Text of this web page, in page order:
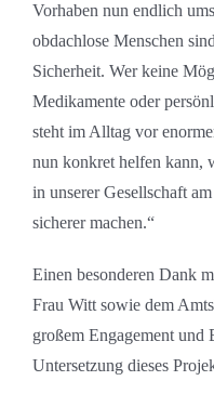
Vorhaben nun endlich
obdachlose Menschen
Sicherheit. Wer keine
Medikamente oder
steht im Alltag vor
nun konkret helfen kann,
in unserer Gesellschaft
sicherer machen.“
Einen besonderen Dank
Frau Witt sowie dem
großem Engagement
Untersetzung dieses